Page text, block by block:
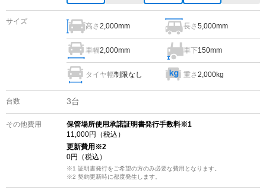
サイズ
高さ2,000mm 長さ5,000mm
車幅2,000mm 車下150mm
タイヤ幅制限なし 重さ2,000kg
台数 3台
その他費用
保管場所使用承諾証明書発行手数料※1
11,000円（税込）
更新費用 ※2
0円（税込）
※1 証明書発行をご希望の方のみ必要な費用となります。
※2 契約更新時に都度発生します。